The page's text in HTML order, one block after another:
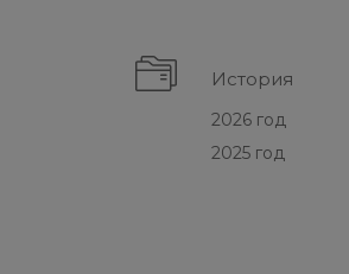
История
2026 год
2025 год